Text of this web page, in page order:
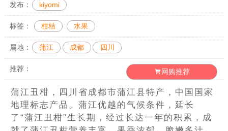
发布： kiyomi
标签： 柑桔 水果
属地： 蒲江 成都 四川
推荐： 网购推荐
蒲江丑柑，四川省成都市蒲江县特产，中国国家
地理标志产品。蒲江优越的气候条件，延长
了“蒲江丑柑”生长期，经过长达一年的积累，成